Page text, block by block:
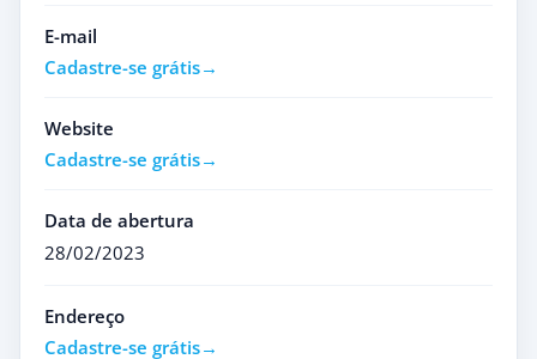
E-mail
Cadastre-se grátis
Website
Cadastre-se grátis
Data de abertura
28/02/2023
Endereço
Cadastre-se grátis